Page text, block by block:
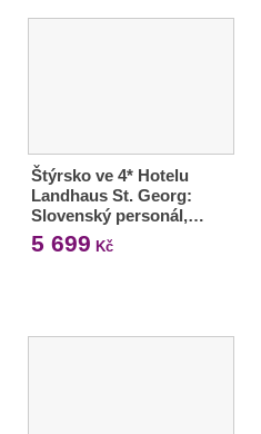
Štýrsko ve 4* Hotelu
Landhaus St. Georg:
Slovenský personál,…
5 699 Kč